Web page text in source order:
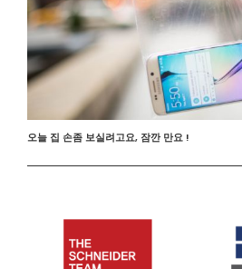
오늘 집 손좀 보실려고요, 잠깐 만요 !